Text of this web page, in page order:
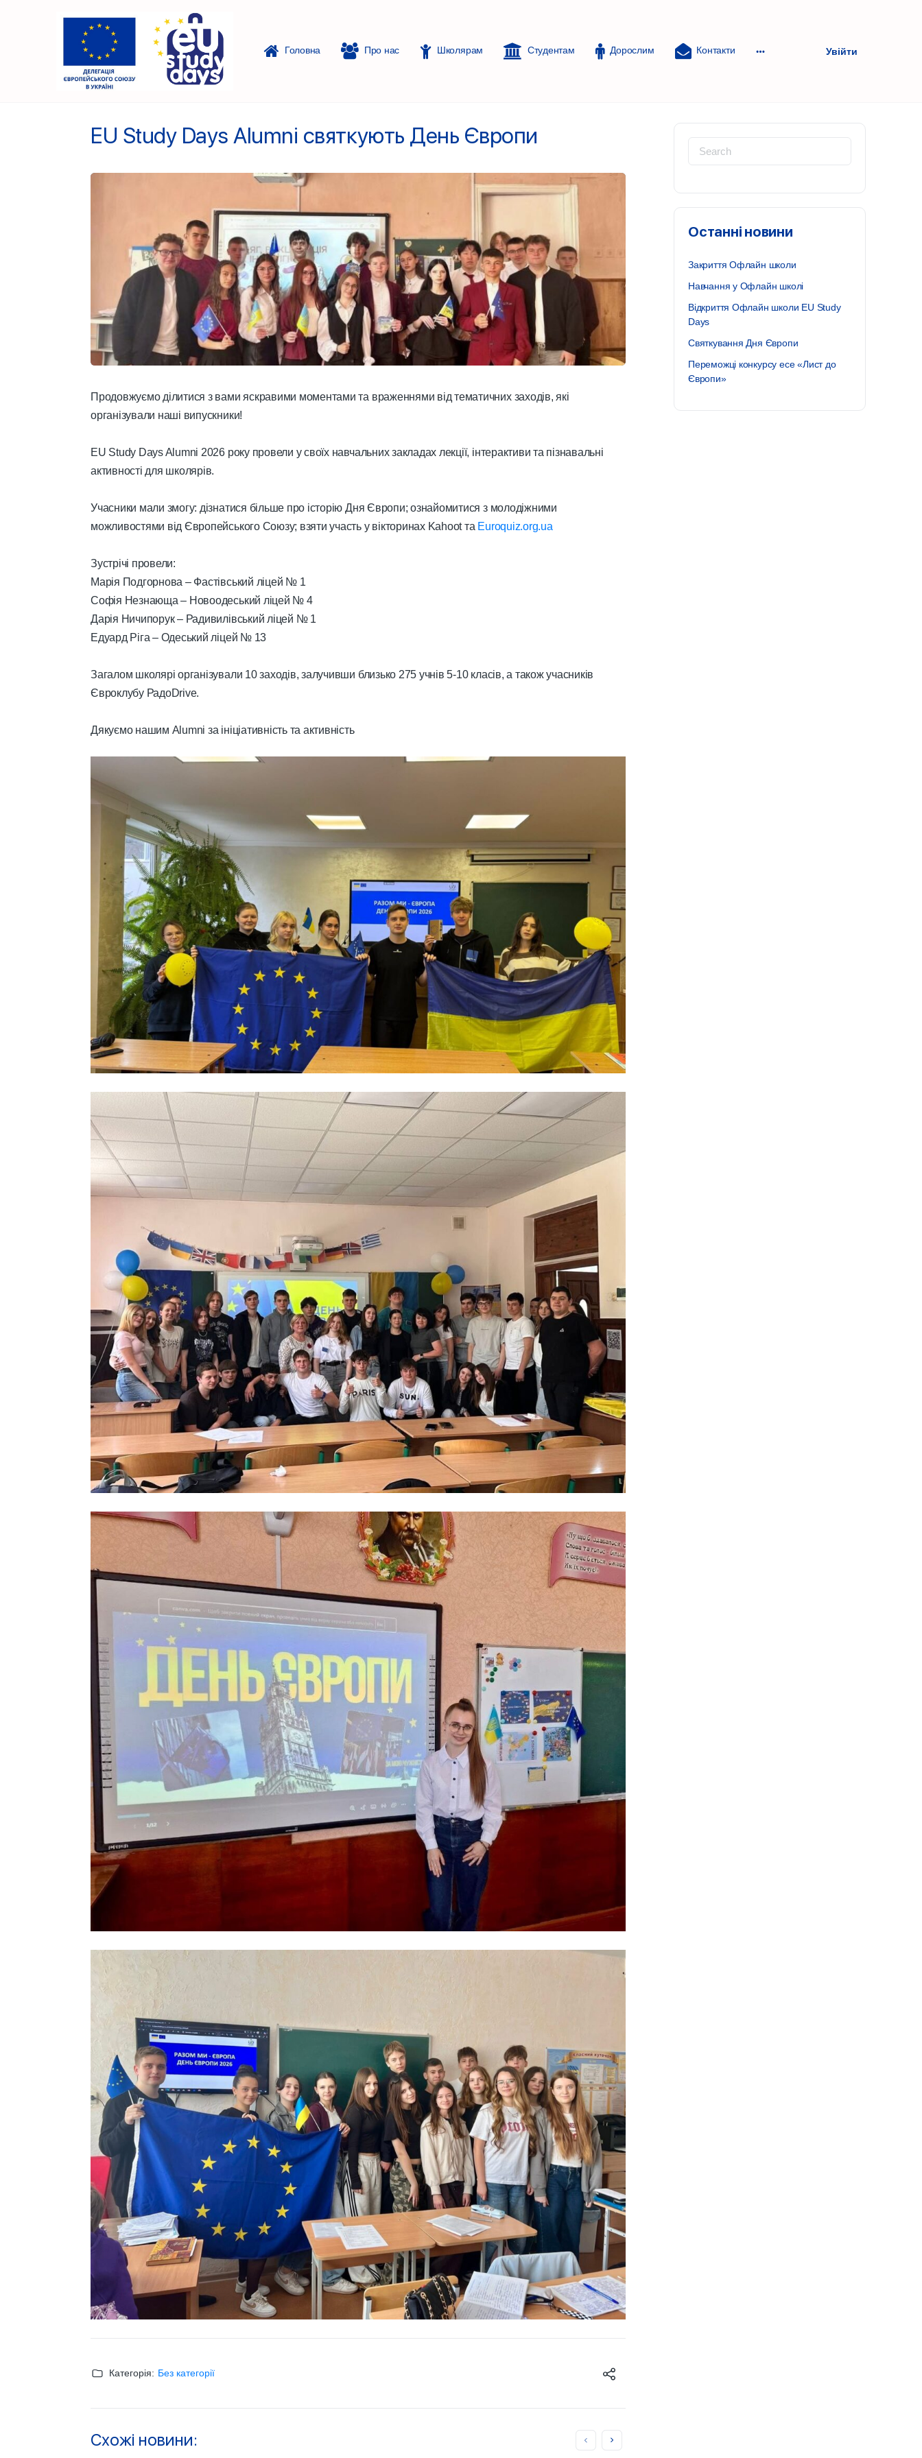
Головна Про нас Школярам Студентам Дорослим Контакти Увійти
EU Study Days Alumni святкують День Європи
Продовжуємо ділитися з вами яскравими моментами та враженнями від тематичних заходів, які
організували наші випускники!
EU Study Days Alumni 2026 року провели у своїх навчальних закладах лекції, інтерактиви та пізнавальні
активності для школярів.
Учасники мали змогу: дізнатися більше про історію Дня Європи; ознайомитися з молодіжними
можливостями від Європейського Союзу; взяти участь у вікторинах Kahoot та Euroquiz.org.ua
Зустрічі провели:
Марія Подгорнова – Фастівський ліцей № 1
Софія Незнающа – Новоодеський ліцей № 4
Дарія Ничипорук – Радивилівський ліцей № 1
Едуард Ріга – Одеський ліцей № 13
Загалом школярі організували 10 заходів, залучивши близько 275 учнів 5-10 класів, а також учасників
Євроклубу РадоDrive.
Дякуємо нашим Alumni за ініціативність та активність
Категорія: Без категорії
Схожі новини:
Search
for:
Останні новини
Закриття Офлайн школи
Навчання у Офлайн школі
Відкриття Офлайн школи EU Study
Days
Святкування Дня Європи
Переможці конкурсу есе «Лист до
Європи»